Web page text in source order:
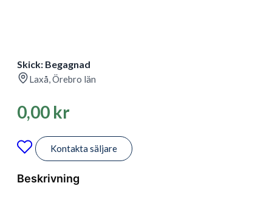
Skick: Begagnad
Laxå, Örebro län
0,00 kr
Kontakta säljare
Beskrivning